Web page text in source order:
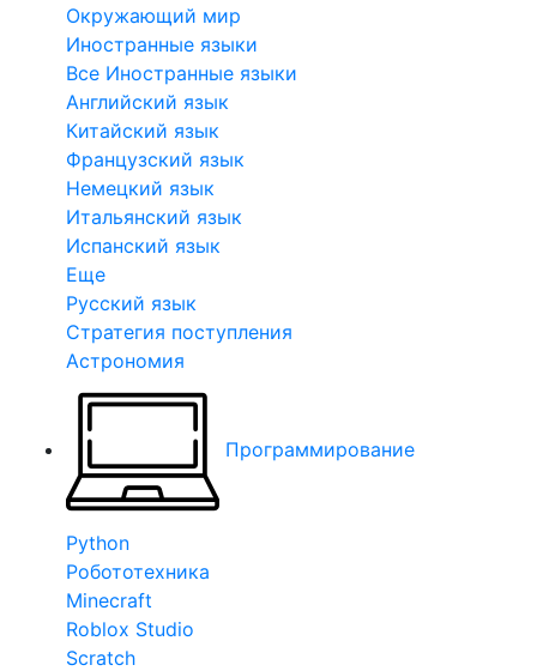
Окружающий мир
Иностранные языки
Все Иностранные языки
Английский язык
Китайский язык
Французский язык
Немецкий язык
Итальянский язык
Испанский язык
Еще
Русский язык
Стратегия поступления
Астрономия
Программирование
Python
Робототехника
Minecraft
Roblox Studio
Scratch